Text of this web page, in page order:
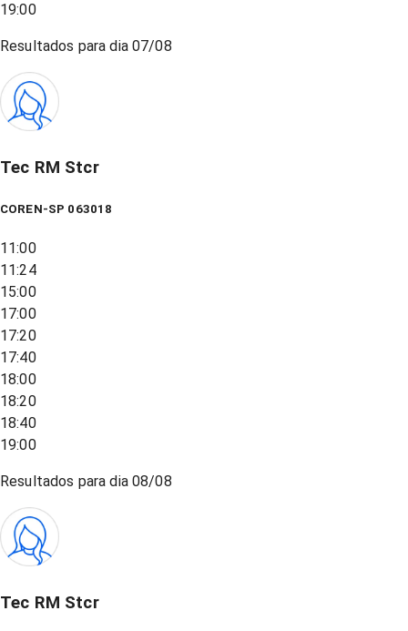
19:00
Resultados para dia07/08
Tec RM Stcr
COREN-SP 063018
11:00
11:24
15:00
17:00
17:20
17:40
18:00
18:20
18:40
19:00
Resultados para dia08/08
Tec RM Stcr